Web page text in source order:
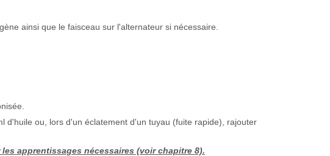
ainsi que le faisceau sur l'alternateur si nécessaire.
d'huile ou, lors d'un éclatement d'un tuyau (fuite rapide), rajouter
apprentissages nécessaires (voir chapitre 8).